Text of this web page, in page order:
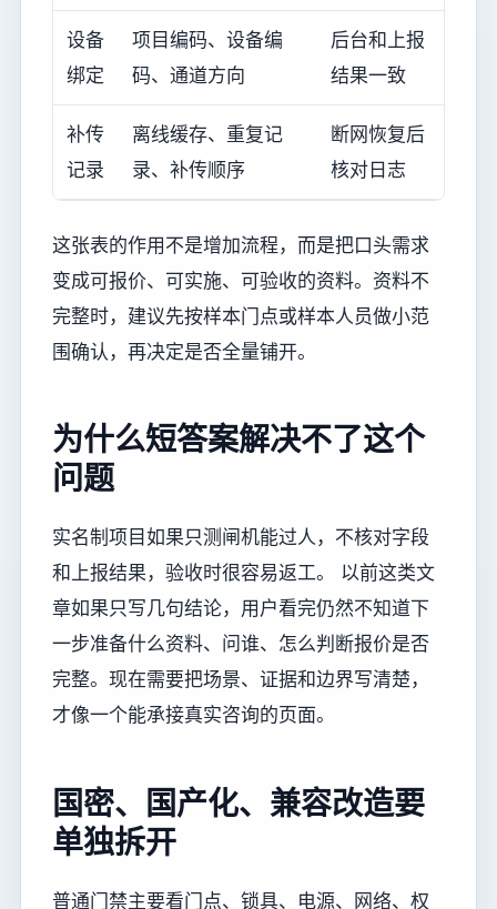
设备
绑定
项目编码、设备编
码、通道方向
后台和上报
结果一致
补传
记录
离线缓存、重复记
录、补传顺序
断网恢复后
核对日志
这张表的作用不是增加流程，而是把口头需求
变成可报价、可实施、可验收的资料。资料不
完整时，建议先按样本门点或样本人员做小范
围确认，再决定是否全量铺开。
为什么短答案解决不了这个
问题
实名制项目如果只测闸机能过人，不核对字段
和上报结果，验收时很容易返工。 以前这类文
章如果只写几句结论，用户看完仍然不知道下
一步准备什么资料、问谁、怎么判断报价是否
完整。现在需要把场景、证据和边界写清楚，
才像一个能承接真实咨询的页面。
国密、国产化、兼容改造要
单独拆开
普通门禁主要看门点、锁具、电源、网络、权